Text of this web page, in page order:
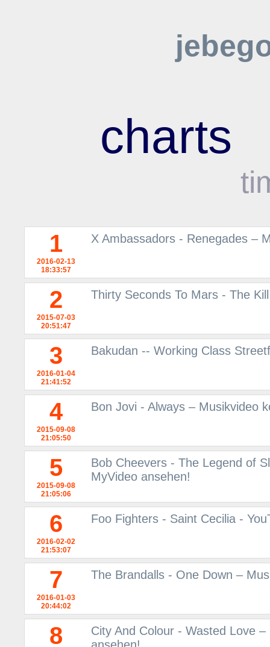
charts
1
2016-02-13
18:33:57
X Ambassadors - Renegades –
2
2015-07-03
20:51:47
Thirty Seconds To Mars - The
3
2016-01-04
21:41:52
Bakudan -- Working Class
4
2015-09-08
21:05:50
Bon Jovi - Always – Musikvideo
5
2015-09-08
21:05:06
Bob Cheevers - The Legend of
MyVideo ansehen!
6
2016-02-02
21:53:07
Foo Fighters - Saint Cecilia -
7
2016-01-03
20:44:02
The Brandalls - One Down –
8
City And Colour - Wasted Love